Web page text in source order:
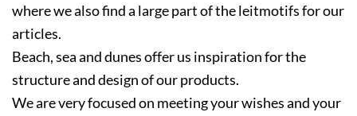
where we also find a large part of the leitmotifs for our
articles.
Beach, sea and dunes offer us inspiration for the
structure and design of our products.
We are very focused on meeting your wishes and your